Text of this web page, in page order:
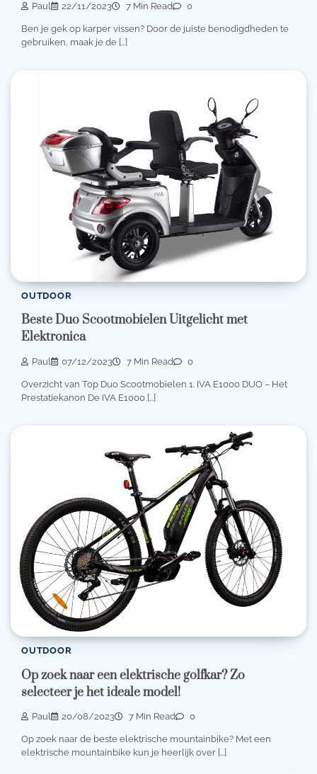
Paul 22/11/2023 7 Min Read 0
Ben je gek op karper vissen? Door de juiste benodigdheden te
gebruiken, maak je de […]
OUTDOOR
Beste Duo Scootmobielen Uitgelicht met
Elektronica
Paul 07/12/2023 7 Min Read 0
Overzicht van Top Duo Scootmobielen 1. IVA E1000 DUO – Het
Prestatiekanon De IVA E1000 […]
OUTDOOR
Op zoek naar een elektrische golfkar? Zo
selecteer je het ideale model!
Paul 20/08/2023 7 Min Read 0
Op zoek naar de beste elektrische mountainbike? Met een
elektrische mountainbike kun je heerlijk over […]